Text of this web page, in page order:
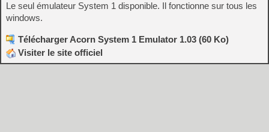
Le seul émulateur System 1 disponible. Il fonctionne sur tous les
windows.
Télécharger Acorn System 1 Emulator 1.03 (60 Ko)
Visiter le site officiel